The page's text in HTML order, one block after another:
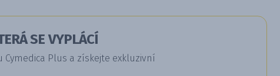
SE VYPLÁCÍ
Plus a získejte exkluzivní